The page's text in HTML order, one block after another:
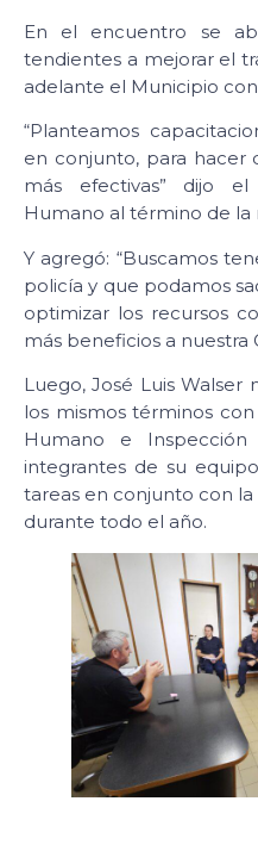
En el encuentro se
tendientes a mejorar el
adelante el Municipio
“Planteamos
en conjunto, para hacer
más efectivas” dijo
Humano al término de la
Y agregó: “Buscamos
policía y que podamos
optimizar los recursos
más beneficios a nuestra
Luego, José Luis
los mismos términos
Humano e
integrantes de su
tareas en conjunto con
durante todo el año.